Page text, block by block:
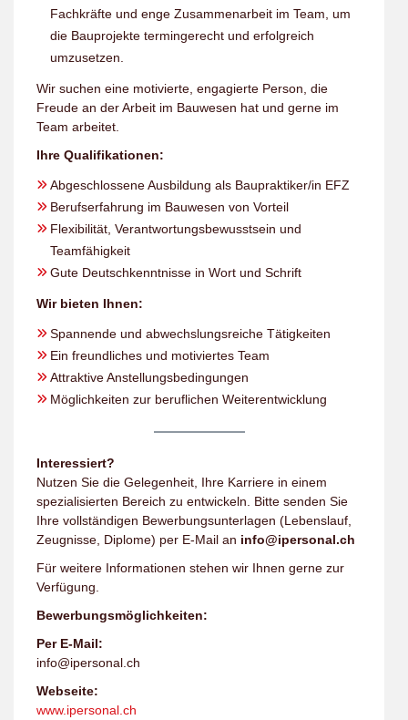
Fachkräfte und enge Zusammenarbeit im Team, um
die Bauprojekte termingerecht und erfolgreich
umzusetzen.
Wir suchen eine motivierte, engagierte Person, die
Freude an der Arbeit im Bauwesen hat und gerne im
Team arbeitet.
Ihre Qualifikationen:
Abgeschlossene Ausbildung als Baupraktiker/in EFZ
Berufserfahrung im Bauwesen von Vorteil
Flexibilität, Verantwortungsbewusstsein und
Teamfähigkeit
Gute Deutschkenntnisse in Wort und Schrift
Wir bieten Ihnen:
Spannende und abwechslungsreiche Tätigkeiten
Ein freundliches und motiviertes Team
Attraktive Anstellungsbedingungen
Möglichkeiten zur beruflichen Weiterentwicklung
Interessiert?
Nutzen Sie die Gelegenheit, Ihre Karriere in einem
spezialisierten Bereich zu entwickeln. Bitte senden Sie
Ihre vollständigen Bewerbungsunterlagen (Lebenslauf,
Zeugnisse, Diplome) per E-Mail an info@ipersonal.ch
Für weitere Informationen stehen wir Ihnen gerne zur
Verfügung.
Bewerbungsmöglichkeiten:
Per E-Mail:
info@ipersonal.ch
Webseite:
www.ipersonal.ch